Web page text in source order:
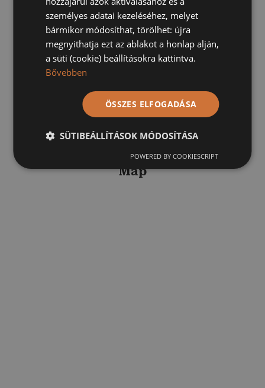
Information
Terms of Use
Cookie policy
Hírek, blog
Map
személyes adatai kezeléséhez, melyet
bármikor módosíthat, törölhet: újra
megnyithatja ezt az ablakot a honlap alján,
a süti (cookie) beállításokra kattintva.
Bővebben
ÖSSZES ELFOGADÁSA
SÜTIBEÁLLÍTÁSOK MÓDOSÍTÁSA
POWERED BY COOKIESCRIPT